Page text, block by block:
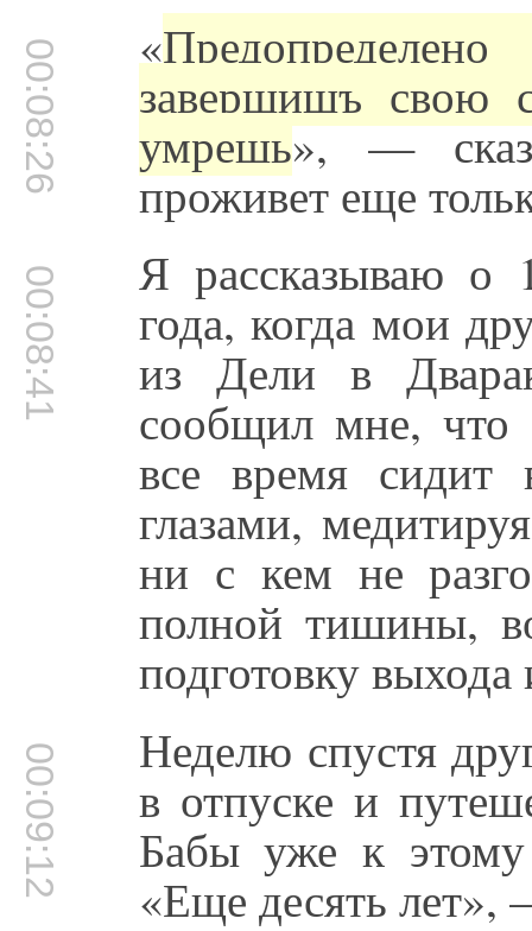
00:08:26 «
завершишъ свою
умрешь», —
проживет еще
00:08:41 Я рассказываю о
года, когда мои
из Дели в
сообщил мне, что
все время сидит
глазами,
ни с кем не
полной тишины,
подготовку выхода
00:09:12 Неделю спустя
в отпуске и
Бабы уже к
«Еще десять лет»,